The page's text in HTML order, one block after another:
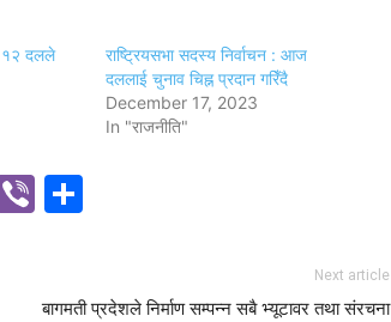
१२ दलले
राष्ट्रियसभा सदस्य निर्वाचन : आज
दललाई चुनाव चिह्न प्रदान गरिँदै
December 17, 2023
In "राजनीति"
Viber
Next article
बागमती प्रदेशले निर्माण सम्पन्न सबै भ्यूटावर तथा संरचना